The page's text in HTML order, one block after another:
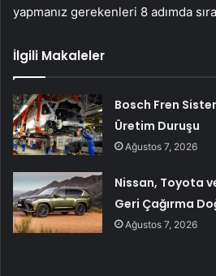
yapmanız gerekenleri 8 adımda
İlgili Makaleler
Bosch Fren
Üretim Duruşu
Ağustos 7, 2026
Nissan, Toyota
Geri Çağırma
Ağustos 7, 2026